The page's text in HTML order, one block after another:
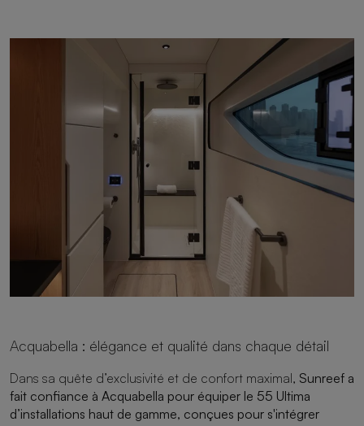
Acquabella : élégance et qualité dans chaque détail
Dans sa quête d’exclusivité et de confort maximal, Sunreef a
fait confiance à Acquabella pour équiper le 55 Ultima
d’installations haut de gamme, conçues pour s'intégrer